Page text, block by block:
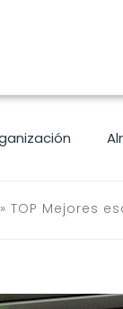
» TOP Mejores